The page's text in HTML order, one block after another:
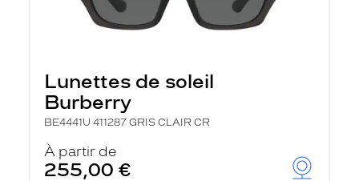
Lunettes de soleil
Burberry
BE4441U 411287 GRIS CLAIR CR
À partir de
255,00 €